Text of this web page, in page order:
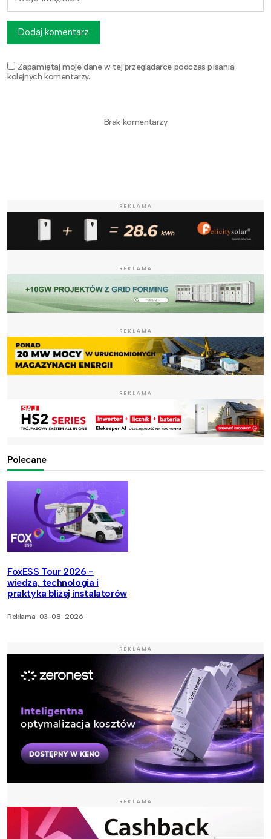
Zapamiętaj moje dane w tej przeglądarce podczas pisania
kolejnych komentarzy.
Dodaj komentarz
Brak komentarzy
REKLAMA
REKLAMA
REKLAMA
REKLAMA
Polecane
FoxESS Tour 2026 -
wiedza, technologia i
praktyka bliżej instalatorów
Reklama 03-08-2026
REKLAMA
REKLAMA